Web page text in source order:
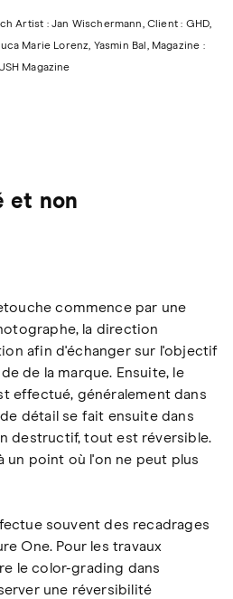
Artist : Jan Wischermann, Client : GHD,
Marie Lorenz, Yasmin Bal, Magazine :
Magazine
et non
commence par une
la direction
afin d'échanger sur l'objectif
de la marque. Ensuite, le
effectué, généralement dans
détail se fait ensuite dans
destructif, tout est réversible.
un point où l'on ne peut plus
souvent des recadrages
One. Pour les travaux
le color-grading dans
une réversibilité